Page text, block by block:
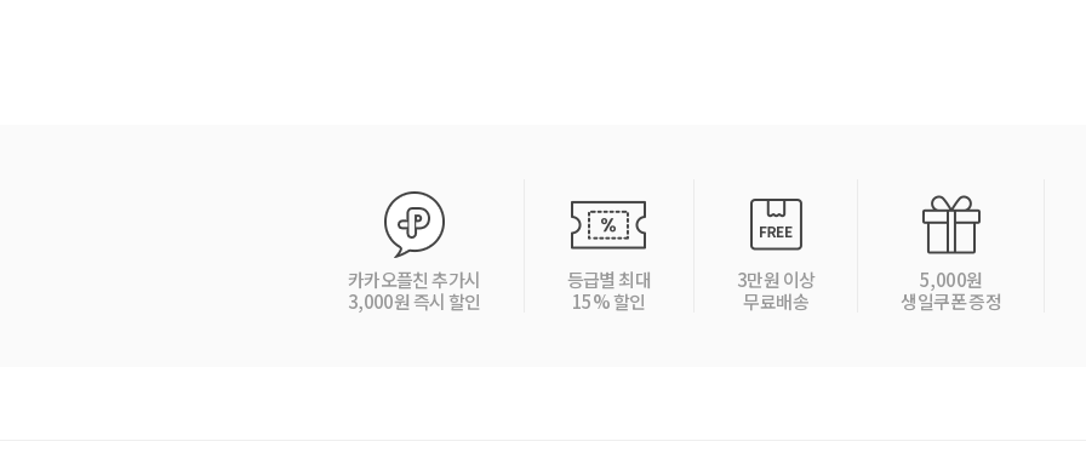
카카오플친 추가시
3,000원 즉시 할인
등급별 최대
15% 할인
3만원 이상
무료배송
5,000원
생일쿠폰 증정